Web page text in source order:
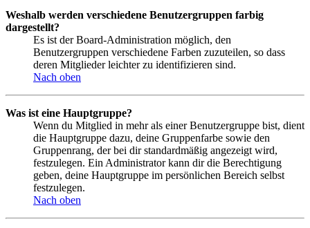
Weshalb werden verschiedene Benutzergruppen farbig
dargestellt?
Es ist der Board-Administration möglich, den
Benutzergruppen verschiedene Farben zuzuteilen, so dass
deren Mitglieder leichter zu identifizieren sind.
Nach oben
Was ist eine Hauptgruppe?
Wenn du Mitglied in mehr als einer Benutzergruppe bist, dient
die Hauptgruppe dazu, deine Gruppenfarbe sowie den
Gruppenrang, der bei dir standardmäßig angezeigt wird,
festzulegen. Ein Administrator kann dir die Berechtigung
geben, deine Hauptgruppe im persönlichen Bereich selbst
festzulegen.
Nach oben